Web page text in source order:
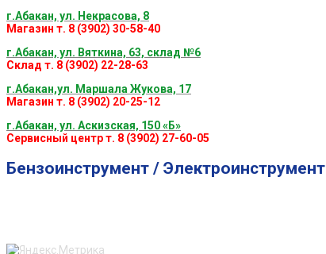
г.Абакан, ул. Некрасова, 8
Магазин т. 8 (3902) 30-58-40
г.Абакан, ул. Вяткина, 63, склад №6
Склад т. 8 (3902) 22-28-63
г.Абакан,ул. Маршала Жукова, 17
Магазин т. 8 (3902) 20-25-12
г.Абакан, ул. Аскизская, 150 «Б»
Сервисный центр т. 8 (3902) 27-60-05
Бензоинструмент / Электроинструмент